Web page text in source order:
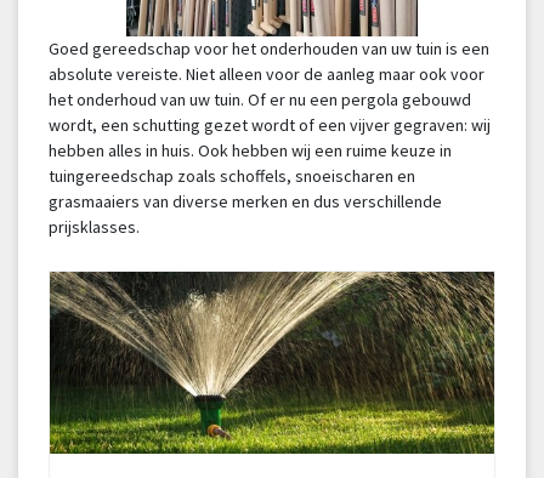
Goed gereedschap voor het onderhouden van uw tuin is een
absolute vereiste. Niet alleen voor de aanleg maar ook voor
het onderhoud van uw tuin. Of er nu een pergola gebouwd
wordt, een schutting gezet wordt of een vijver gegraven: wij
hebben alles in huis. Ook hebben wij een ruime keuze in
tuingereedschap zoals schoffels, snoeischaren en
grasmaaiers van diverse merken en dus verschillende
prijsklasses.